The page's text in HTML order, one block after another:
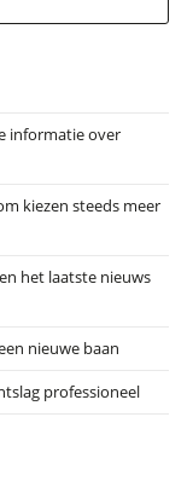
op
informatie over
kiezen steeds meer
het laatste nieuws
nieuwe baan
professioneel